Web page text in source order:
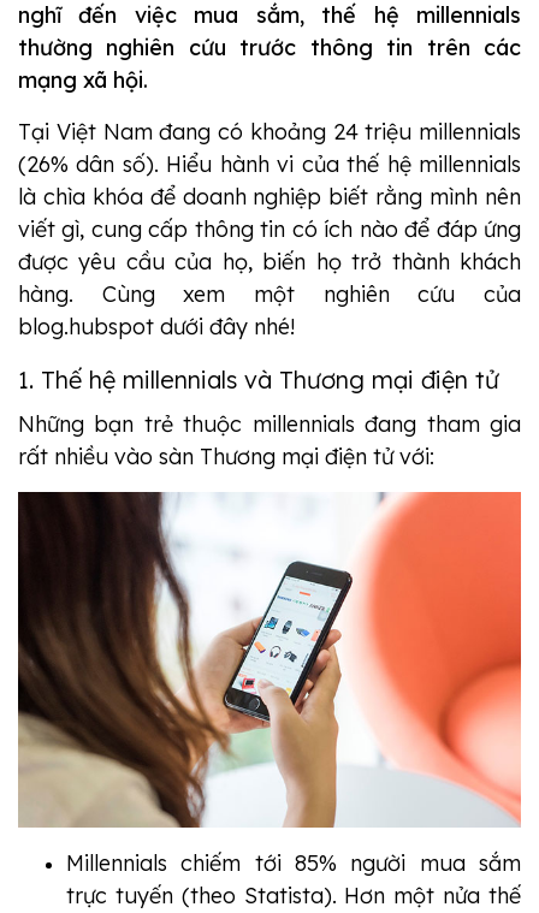
nghĩ đến việc mua sắm, thế hệ millennials
thường nghiên cứu trước thông tin trên các
mạng xã hội.
Tại Việt Nam đang có khoảng 24 triệu millennials
(26% dân số). Hiểu hành vi của thế hệ millennials
là chìa khóa để doanh nghiệp biết rằng mình nên
viết gì, cung cấp thông tin có ích nào để đáp ứng
được yêu cầu của họ, biến họ trở thành khách
hàng. Cùng xem một nghiên cứu của
blog.hubspot dưới đây nhé!
1. Thế hệ millennials và Thương mại điện tử
Những bạn trẻ thuộc millennials đang tham gia
rất nhiều vào sàn Thương mại điện tử với:
Millennials chiếm tới 85% người mua sắm
trực tuyến (theo Statista). Hơn một nửa thế